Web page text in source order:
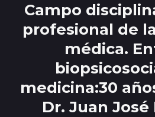
Campo
profesional de
médica.
medicina:30
Dr. Juan